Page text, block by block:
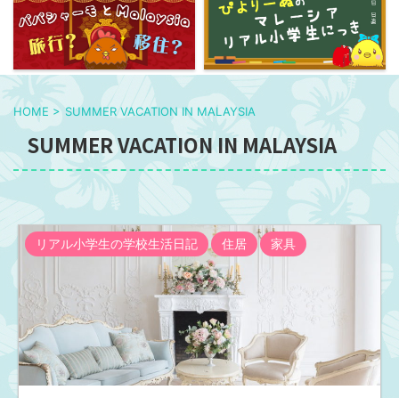
HOME > SUMMER VACATION IN MALAYSIA
SUMMER VACATION IN MALAYSIA
リアル小学生の学校生活日記 住居 家具